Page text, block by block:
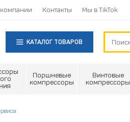
Контакты Мы в TikTok
КАТАЛОГ ТОВАРОВ
Поршневые
компрессоры
Винтовые
компрессоры